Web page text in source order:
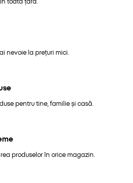
nevoie la prețuri mici.
pentru tine, familie și casă.
produselor în orice magazin.